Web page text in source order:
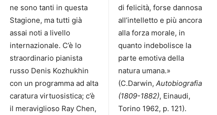
ne sono tanti in questa
Stagione, ma tutti già
assai noti a livello
internazionale. C’è lo
straordinario pianista
russo Denis Kozhukhin
con un programma ad alta
caratura virtuosistica; c’è
il meraviglioso Ray Chen,
di felicità, forse dannosa
all’intelletto e più ancora
alla forza morale, in
quanto indebolisce la
parte emotiva della
natura umana.»
(C.Darwin, Autobiografia
(1809-1882), Einaudi,
Torino 1962, p. 121).